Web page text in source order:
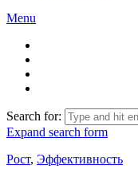
Menu
Search for:
Expand search form
Рост, Эффективность